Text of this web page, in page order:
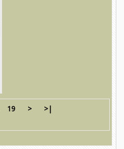
19 >
>|